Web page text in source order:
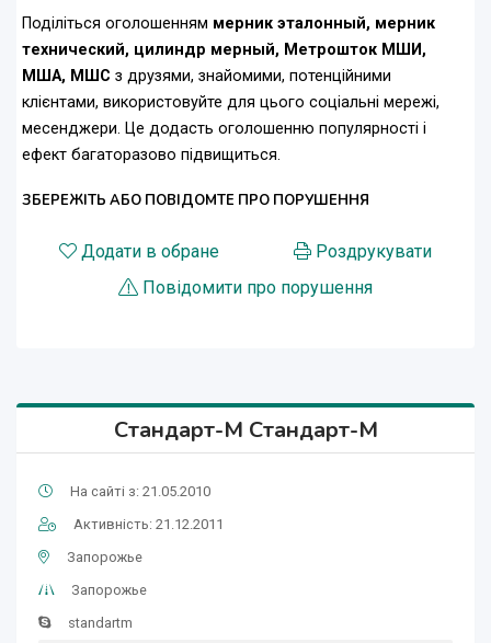
Поділіться оголошенням мерник эталонный, мерник
технический, цилиндр мерный, Метрошток МШИ,
МША, МШС з друзями, знайомими, потенційними
клієнтами, використовуйте для цього соціальні мережі,
месенджери. Це додасть оголошенню популярності і
ефект багаторазово підвищиться.
ЗБЕРЕЖІТЬ АБО ПОВІДОМТЕ ПРО ПОРУШЕННЯ
Додати в обране
Роздрукувати
Повідомити про порушення
Стандарт-М Стандарт-М
На сайті з: 21.05.2010
Активність: 21.12.2011
Запорожье
Запорожье
standartm